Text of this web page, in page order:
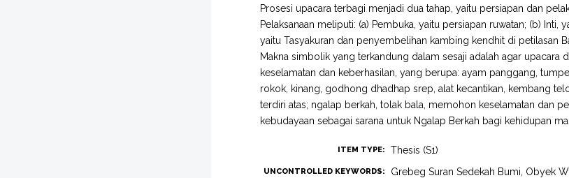
Prosesi upacara terbagi menjadi dua tahap, yaitu persiapan dan
Pelaksanaan meliputi: (a) Pembuka, yaitu persiapan ruwatan; (b) Inti,
yaitu Tasyakuran dan penyembelihan kambing kendhit di petilasan
Makna simbolik yang terkandung dalam sesaji adalah agar
keselamatan dan keberhasilan, yang berupa: ayam panggang,
rokok, kinang, godhong dhadhap srep, alat kecantikan, kembang
terdiri atas; ngalap berkah, tolak bala, memohon keselamatan dan
kebudayaan sebagai sarana untuk Ngalap Berkah bagi kehidupan
ITEM TYPE: Thesis (S1)
UNCONTROLLED KEYWORDS: Grebeg Suran Sedekah Bumi, Obyek